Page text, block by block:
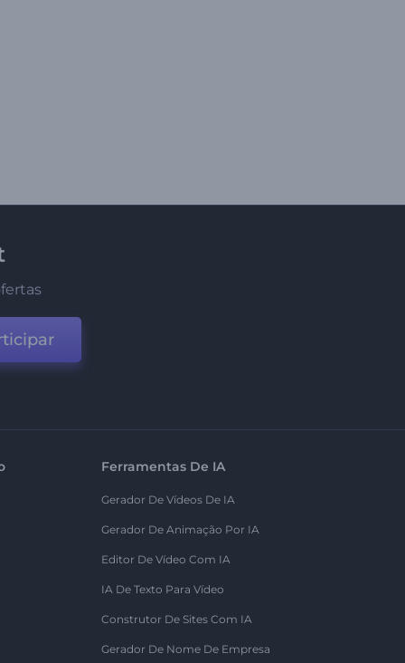
Ferramentas De IA
Gerador De Vídeos De IA
Gerador De Animação Por IA
Editor De Vídeo Com IA
IA De Texto Para Vídeo
Construtor De Sites Com IA
Gerador De Nome De Empresa